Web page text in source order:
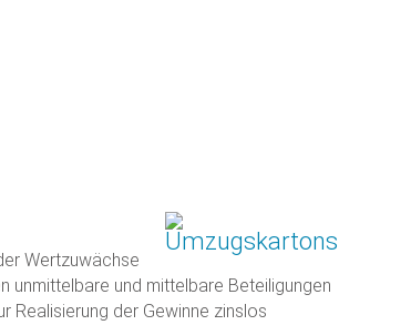
Wertzuwächse
unmittelbare und mittelbare Beteiligungen
Realisierung der Gewinne zinslos